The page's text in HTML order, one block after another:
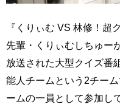
『くりぃむ VS 林修！超
先輩・くりぃむしちゅー
放送された大型クイズ番
能人チームという2チー
ームの一員として参加し